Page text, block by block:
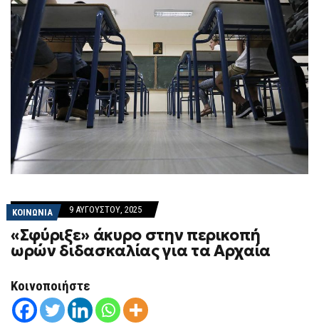
ΚΟΙΝΩΝΙΑ 9 ΑΥΓΟΎΣΤΟΥ, 2025
«Σφύριξε» άκυρο στην περικοπή
ωρών διδασκαλίας για τα Αρχαία
Κοινοποιήστε